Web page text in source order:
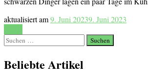
aktualisiert am9. Juni 20239. Juni 2023
Suchen
nach:
Beliebte Artikel